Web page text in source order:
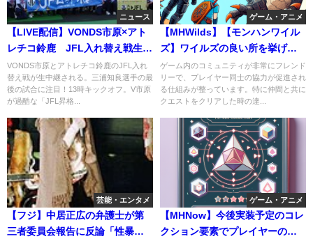
ニュース
【LIVE配信】VONDS市原×アト
レチコ鈴鹿 JFL入れ替え戦生放
送！三浦知良最後の試合。カズ
VONDS市原とアトレチコ鈴鹿のJFL入れ
替え戦が生中継される。三浦知良選手の最
後の試合に注目！13時キックオフ。V市原
が過酷な「JFL昇格...
ゲーム・アニメ
【MHWilds】【モンハンワイル
ズ】ワイルズの良い所を挙げた
結果→
ゲーム内のコミュニティが非常にフレンド
リーで、プレイヤー同士の協力が促進され
る仕組みが整っています。特に仲間と共に
クエストをクリアした時の達...
芸能・エンタメ
【フジ】中居正広の弁護士が第
三者委員会報告に反論「性暴力
ゲーム・アニメ
【MHNow】今後実装予定のコレ
クション要素でプレイヤーのス